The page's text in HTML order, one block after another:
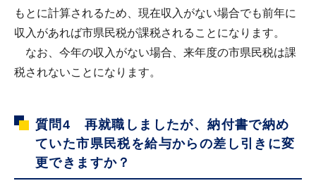
もとに計算されるため、現在収入がない場合でも前年に
収入があれば市県民税が課税されることになります。
なお、今年の収入がない場合、来年度の市県民税は課
税されないことになります。
質問4 再就職しましたが、納付書で納め
ていた市県民税を給与からの差し引きに変
更できますか？